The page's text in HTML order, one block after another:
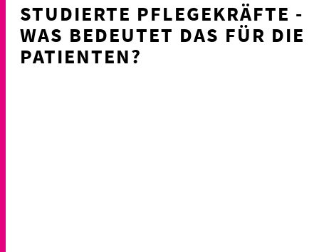
STUDIERTE PFLEGEKRÄFTE -
WAS BEDEUTET DAS FÜR DIE
PATIENTEN?